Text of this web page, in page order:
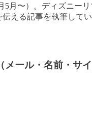
5月〜）。ディズニー
える記事を執筆してい
メール・名前・サ